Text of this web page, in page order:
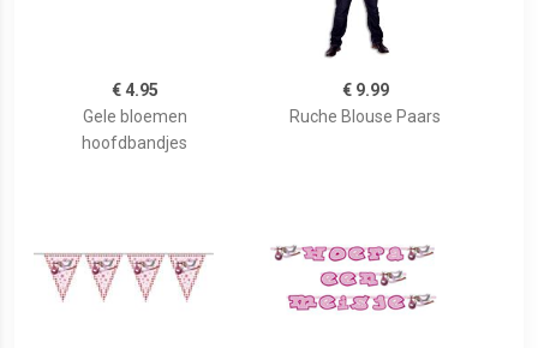
€ 4.95
Gele bloemen
hoofdbandjes
€ 9.99
Ruche Blouse Paars